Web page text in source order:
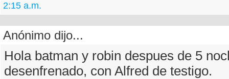
2:15 a.m.
Anónimo dijo...
Hola batman y robin despues de 5
desenfrenado, con Alfred de testigo.